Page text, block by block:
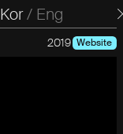
Kor/ Eng
2019 Website